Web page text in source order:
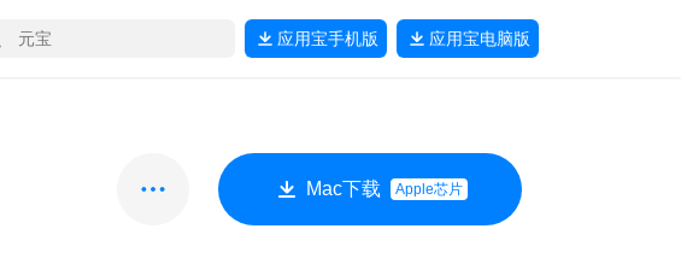
应用宝手机版 应用宝电脑版
Mac下载 Apple芯片